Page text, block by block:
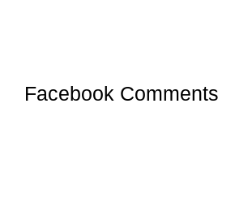
Facebook Comments